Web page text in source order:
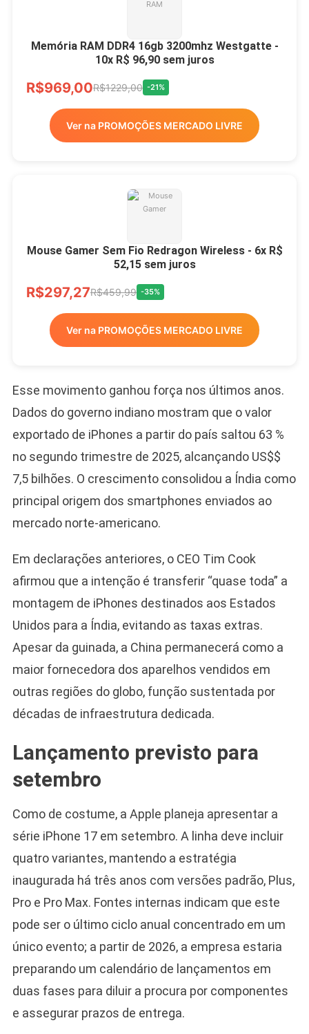
Memória RAM DDR4 16gb 3200mhz Westgatte -
10x R$ 96,90 sem juros
R$969,00R$1229,00 -21%
Ver na PROMOÇÕES MERCADO LIVRE
Mouse Gamer Sem Fio Redragon Wireless - 6x R$
52,15 sem juros
R$297,27R$459,99 -35%
Ver na PROMOÇÕES MERCADO LIVRE
Esse movimento ganhou força nos últimos anos.
Dados do governo indiano mostram que o valor
exportado de iPhones a partir do país saltou 63 %
no segundo trimestre de 2025, alcançando US$$
7,5 bilhões. O crescimento consolidou a Índia como
principal origem dos smartphones enviados ao
mercado norte-americano.
Em declarações anteriores, o CEO Tim Cook
afirmou que a intenção é transferir “quase toda” a
montagem de iPhones destinados aos Estados
Unidos para a Índia, evitando as taxas extras.
Apesar da guinada, a China permanecerá como a
maior fornecedora dos aparelhos vendidos em
outras regiões do globo, função sustentada por
décadas de infraestrutura dedicada.
Lançamento previsto para
setembro
Como de costume, a Apple planeja apresentar a
série iPhone 17 em setembro. A linha deve incluir
quatro variantes, mantendo a estratégia
inaugurada há três anos com versões padrão, Plus,
Pro e Pro Max. Fontes internas indicam que este
pode ser o último ciclo anual concentrado em um
único evento; a partir de 2026, a empresa estaria
preparando um calendário de lançamentos em
duas fases para diluir a procura por componentes
e assegurar prazos de entrega.